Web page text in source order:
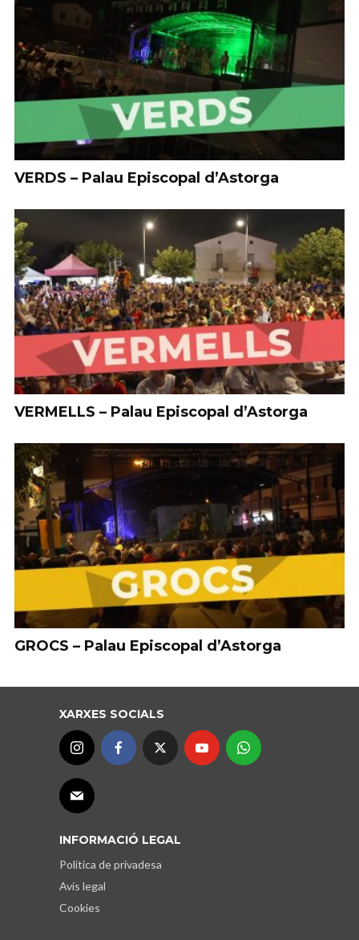
VERDS – Palau Episcopal d’Astorga
VERMELLS – Palau Episcopal d’Astorga
GROCS – Palau Episcopal d’Astorga
XARXES SOCIALS
INFORMACIÓ LEGAL
Política de privadesa
Avís legal
Cookies